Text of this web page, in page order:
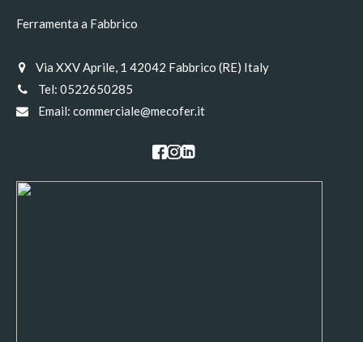
Ferramenta a Fabbrico
Via XXV Aprile, 1 42042 Fabbrico (RE) Italy
Tel:0522650285
Email:commerciale@mecofer.it